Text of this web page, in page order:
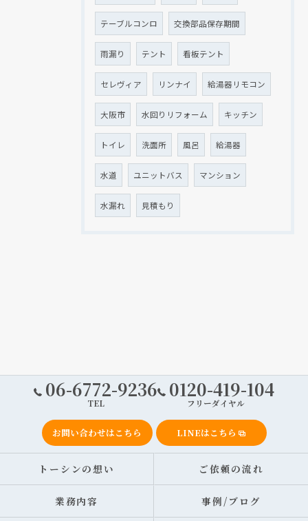
テーブルコンロ 交換部品保存期間
雨漏り テント 看板テント
セレヴィア リンナイ 給湯器リモコン
大阪市 水回りリフォーム キッチン
トイレ 洗面所 風呂 給湯器
水道 ユニットバス マンション
水漏れ 見積もり
06-6772-9236
TEL
0120-419-104
フリーダイヤル
お問い合わせはこちら LINEはこちら
トーシンの想い ご依頼の流れ
業務内容 事例/ブログ